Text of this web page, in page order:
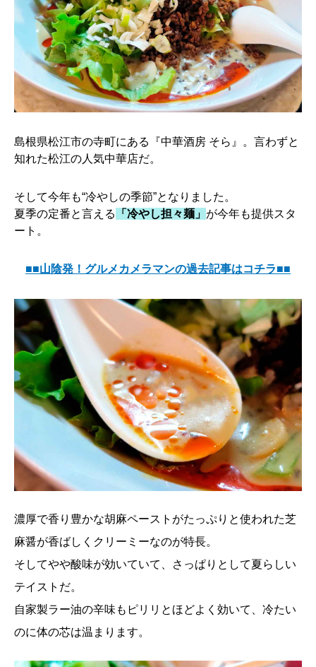
島根県松江市の寺町にある『中華酒房 そら』。言わずと
知れた松江の人気中華店だ。
そして今年も“冷やしの季節”となりました。
夏季の定番と言える
「冷やし担々麺」 が今年も提供スタ
ート。
■■山陰発！グルメカメラマンの過去記事はコチラ■■
濃厚で香り豊かな胡麻ペーストがたっぷりと使われた芝
麻醤が香ばしくクリーミーなのが特長。
そしてやや酸味が効いていて、さっぱりとして夏らしい
テイストだ。
自家製ラー油の辛味もピリリとほどよく効いて、冷たい
のに体の芯は温まります。